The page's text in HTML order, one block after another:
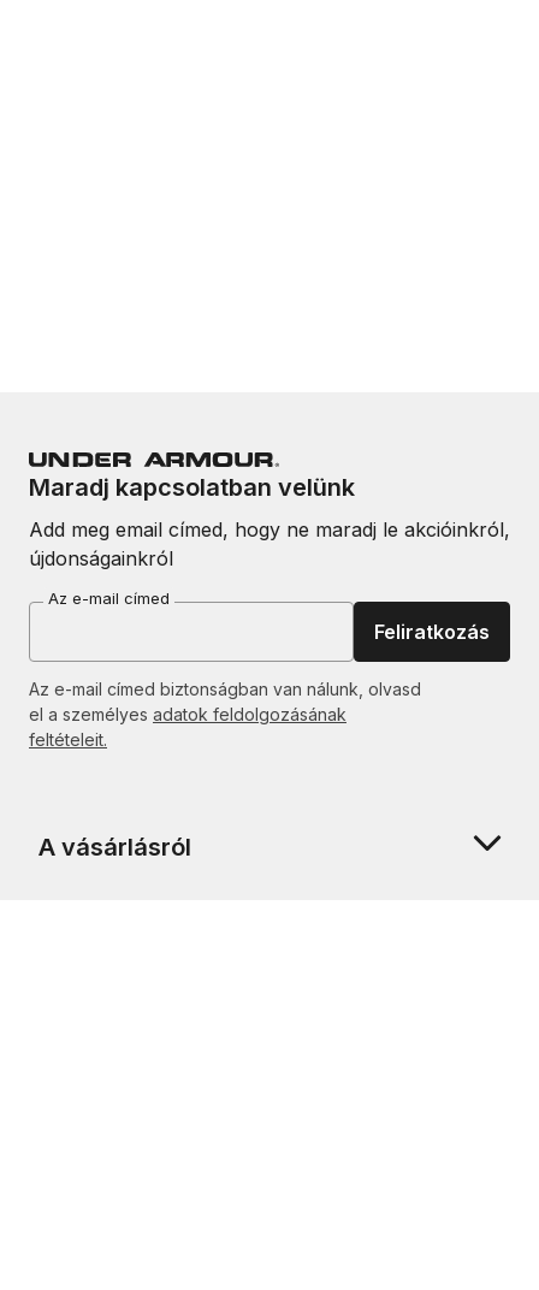
Maradj kapcsolatban velünk
Add meg email címed, hogy ne maradj le akcióinkról,
újdonságainkról
Az e-mail címed
Feliratkozás
Az e-mail címed biztonságban van nálunk, olvasd
el a személyes adatok feldolgozásának
feltételeit.
A vásárlásról